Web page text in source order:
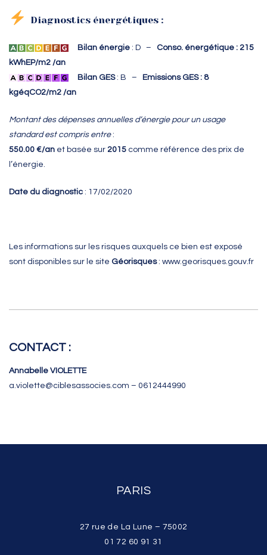
Diagnostics énergétiques :
Bilan énergie : D – Conso. énergétique : 215
kWhEP/m2 /an
Bilan GES: B – Emissions GES : 8
kgéqCO2/m2 /an
Montant des dépenses annuelles d’énergie pour un usage
standard est compris entre:
550.00 €/an et basée sur 2015 comme référence des prix de
l’énergie.
Date du diagnostic : 17/02/2020
Les informations sur les risques auxquels ce bien est exposé
sont disponibles sur le site Géorisques: www.georisques.gouv.fr
CONTACT :
Annabelle VIOLETTE
a.violette@ciblesassocies.com – 0612444990
PARIS
27 rue de La Lune – 75002
01 72 60 91 31